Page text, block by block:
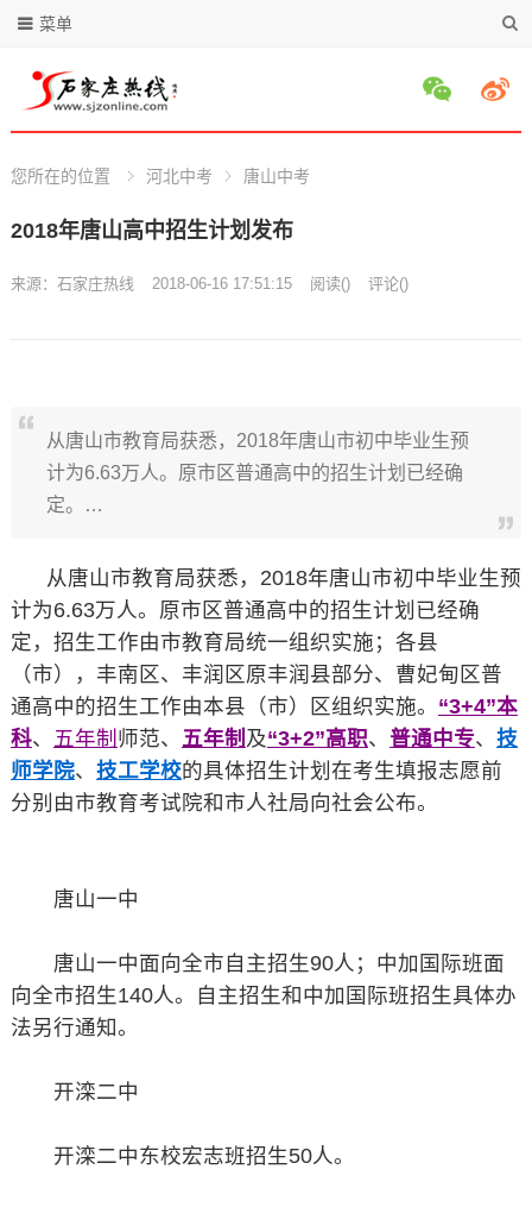
菜单
您所在的位置 河北中考 唐山中考
2018年唐山高中招生计划发布
来源： 石家庄热线 2018-06-16 17:51:15 阅读() 评论()
从唐山市教育局获悉，2018年唐山市初中毕业生预
计为6.63万人。原市区普通高中的招生计划已经确
定。…
从唐山市教育局获悉，2018年唐山市初中毕业生预
计为6.63万人。原市区普通高中的招生计划已经确
定，招生工作由市教育局统一组织实施；各县
（市），丰南区、丰润区原丰润县部分、曹妃甸区普
通高中的招生工作由本县（市）区组织实施。 “3+4”本
科、 五年制 师范、 五年制 及“3+2”高职、 普通中专、 技
师学院、 技工学校的具体招生计划在考生填报志愿前
分别由市教育考试院和市人社局向社会公布。
唐山一中
唐山一中面向全市自主招生90人；中加国际班面
向全市招生140人。自主招生和中加国际班招生具体办
法另行通知。
开滦二中
开滦二中东校宏志班招生50人。